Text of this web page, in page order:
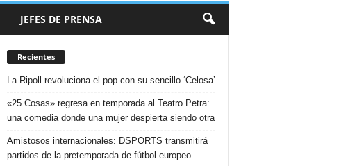
JEFES DE PRENSA
Recientes
La Ripoll revoluciona el pop con su sencillo ‘Celosa’
«25 Cosas» regresa en temporada al Teatro Petra:
una comedia donde una mujer despierta siendo otra
Amistosos internacionales: DSPORTS transmitirá
partidos de la pretemporada de fútbol europeo